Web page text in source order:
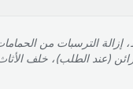
إزالة الترسبات من
(عند الطلب)، خلف الأثاث،